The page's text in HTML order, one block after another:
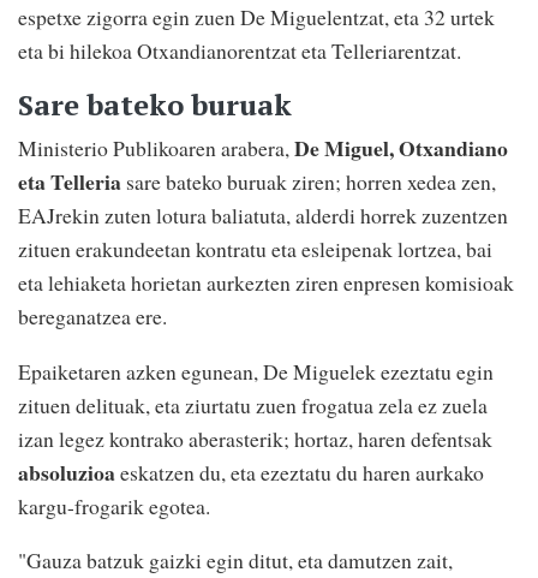
espetxe zigorra egin zuen De Miguelentzat, eta 32 urtek
eta bi hilekoa Otxandianorentzat eta Telleriarentzat.
Sare bateko buruak
Ministerio Publikoaren arabera,De Miguel, Otxandiano
eta Telleria sare bateko buruak ziren; horren xedea zen,
EAJrekin zuten lotura baliatuta, alderdi horrek zuzentzen
zituen erakundeetan kontratu eta esleipenak lortzea, bai
eta lehiaketa horietan aurkezten ziren enpresen komisioak
bereganatzea ere.
Epaiketaren azken egunean, De Miguelek ezeztatu egin
zituen delituak, eta ziurtatu zuen frogatua zela ez zuela
izan legez kontrako aberasterik; hortaz, haren defentsak
absoluzioaeskatzen du, eta ezeztatu du haren aurkako
kargu-frogarik egotea.
"Gauza batzuk gaizki egin ditut, eta damutzen zait,